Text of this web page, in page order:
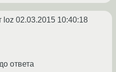
loz 02.03.2015 10:40:18
ответа